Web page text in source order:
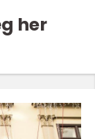
her